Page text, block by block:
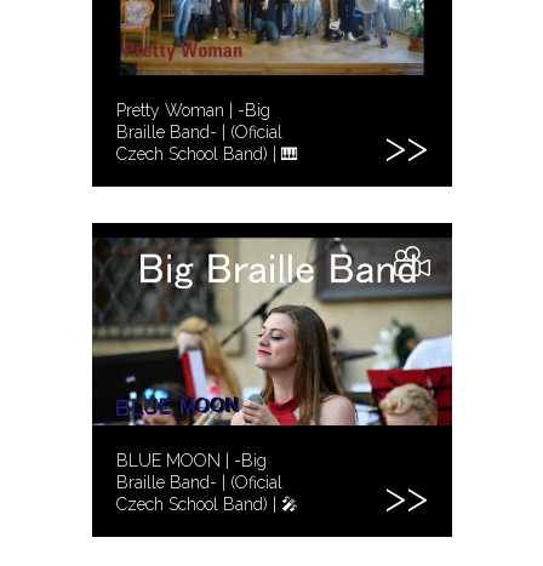
Pretty Woman | -Big
Braille Band- | (Oficial
Czech School Band) | 🎹
BLUE MOON | -Big
Braille Band- | (Oficial
Czech School Band) | 🎤